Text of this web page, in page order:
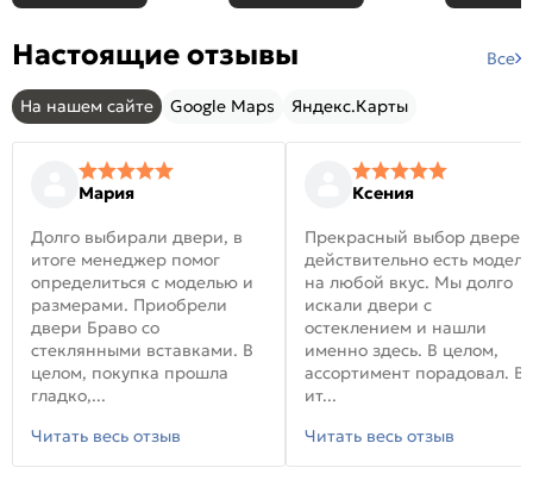
Настоящие отзывы Все
На нашем сайте Google Maps Яндекс.Карты
Мария
Долго выбирали двери, в
итоге менеджер помог
определиться с моделью и
размерами. Приобрели
двери Браво со
стеклянными вставками. В
целом, покупка прошла
гладко,...
Читать весь отзыв
Ксения
Прекрасный выбор
действительно есть модели
на любой вкус. Мы долго
искали двери с
остеклением и нашли
именно здесь. В целом,
ассортимент порадовал. В
ит...
Читать весь отзыв